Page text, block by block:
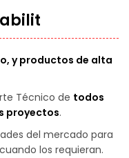
y productos de alta
Técnico de todos
proyectos.
del mercado para
los requieran.